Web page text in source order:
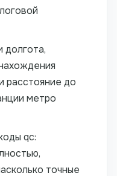
долгота,
расстояние до
метро
qc:
точные